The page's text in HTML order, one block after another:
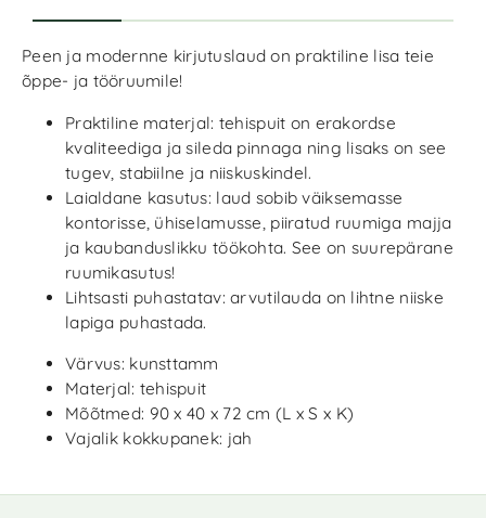
Peen ja modernne kirjutuslaud on praktiline lisa teie
õppe- ja tööruumile!
Praktiline materjal: tehispuit on erakordse
kvaliteediga ja sileda pinnaga ning lisaks on see
tugev, stabiilne ja niiskuskindel.
Laialdane kasutus: laud sobib väiksemasse
kontorisse, ühiselamusse, piiratud ruumiga majja
ja kaubanduslikku töökohta. See on suurepärane
ruumikasutus!
Lihtsasti puhastatav: arvutilauda on lihtne niiske
lapiga puhastada.
Värvus: kunsttamm
Materjal: tehispuit
Mõõtmed: 90 x 40 x 72 cm (L x S x K)
Vajalik kokkupanek: jah